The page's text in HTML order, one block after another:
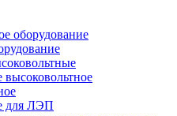
оборудование
для ЛЭП